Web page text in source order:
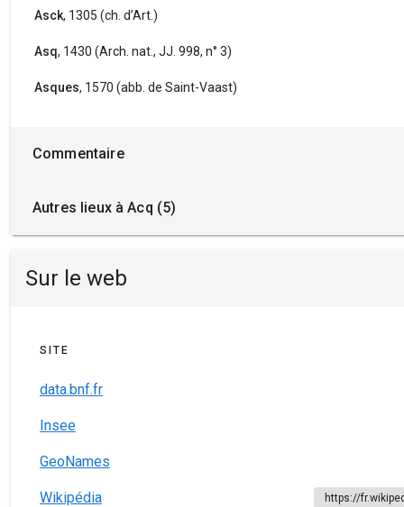
Asck, 1305 (ch. d’Art.)
Asq, 1430 (Arch. nat., JJ. 998, n° 3)
Asques, 1570 (abb. de Saint-Vaast)
Commentaire
Autres lieux à Acq (5)
Sur le web
SITE
data.bnf.fr
Insee
GeoNames
Wikipédia https://